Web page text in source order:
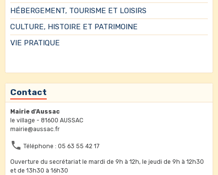
HÉBERGEMENT, TOURISME ET LOISIRS
CULTURE, HISTOIRE ET PATRIMOINE
VIE PRATIQUE
Contact
Mairie d'Aussac
le village - 81600 AUSSAC
mairie@aussac.fr
Téléphone : 05 63 55 42 17
Ouverture du secrétariat le mardi de 9h à 12h, le jeudi de 9h à 12h30
et de 13h30 à 16h30